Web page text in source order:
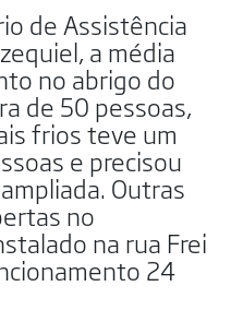
de Assistência
a média
no abrigo do
de 50 pessoas,
frios teve um
e precisou
Outras
no
na rua Frei
24